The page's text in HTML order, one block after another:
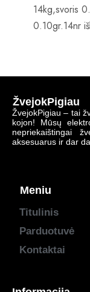
14kg,svoris
0.10gr.14nr
ŽvejokPigiau
ŽvejokPigiau – tai
kojon! Mūsų
nepriekaištingai
aksesuarus ir dar
Meniu
Titulinis
Parduotuvė
Kontaktai